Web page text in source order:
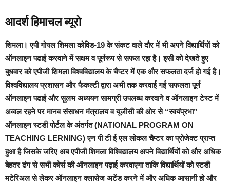
आदर्श हिमाचल ब्यूरो
शिमला। एपी गोयल शिमला कोविड-19 के संकट वाले दौर में भी अपने विद्यार्थियों को
ऑनलाइन पढाई करवाने में सक्षम व पूर्णरूप से सफल रहा है। इसी को देखते हुए
बुधवार को एपीजी शिमला विश्वविद्यालय के चैप्टर में एक और सफलता दर्ज हो गई है।
विश्वविद्यालय प्रशासन और फैकल्टी द्वारा अभी तक करवाई गई सफलता पूर्ण
ऑनलाइन पढाई और सुलभ अध्ययन सामग्री उपलब्ध करवाने व ऑनलाइन टेस्ट में
अव्वल रहने पर मानव संसाधन मंत्रालय व यूजीसी की ओर से “स्वयंप्रभा”
ऑनलाइन स्टडी पोर्टल के अंतर्गत (NATIONAL PROGRAM ON
TEACHING LERNING) एन पी टी ई एल लोकल चैप्टर का प्रोजेक्ट प्राप्त
हुआ है जिसके जरिए अब एपीजी शिमला विश्विद्यालय अपने विद्यार्थियों को और अधिक
बेहतर ढंग से सभी कोर्स की ऑनलाइन पढ़ाई करवाएगाताकि विद्यार्थियों को स्टडी
मटेरिअल से लेकर ऑनलाइन क्लासेज अटेंड करने में और अधिक आसानी हो और